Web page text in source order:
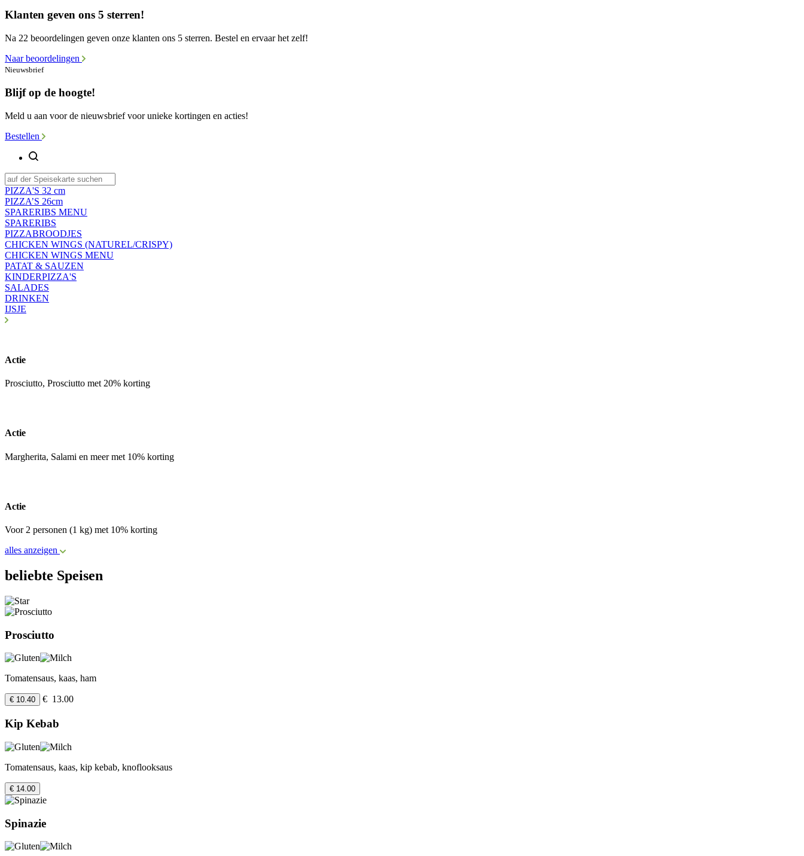
Klanten geven ons 5 sterren!
Na 22 beoordelingen geven onze klanten ons 5 sterren. Bestel en ervaar het zelf!
Naar beoordelingen
Nieuwsbrief
Blijf op de hoogte!
Meld u aan voor de nieuwsbrief voor unieke kortingen en acties!
Bestellen
PIZZA'S 32 cm
PIZZA’S 26cm
SPARERIBS MENU
SPARERIBS
PIZZABROODJES
CHICKEN WINGS (NATUREL/CRISPY)
CHICKEN WINGS MENU
PATAT & SAUZEN
KINDERPIZZA'S
SALADES
DRINKEN
IJSJE
Actie
Prosciutto, Prosciutto met 20% korting
Actie
Margherita, Salami en meer met 10% korting
Actie
Voor 2 personen (1 kg) met 10% korting
alles anzeigen
beliebte Speisen
Prosciutto
Tomatensaus, kaas, ham
€ 10.40 € 13.00
Kip Kebab
Tomatensaus, kaas, kip kebab, knoflooksaus
€ 14.00
Spinazie